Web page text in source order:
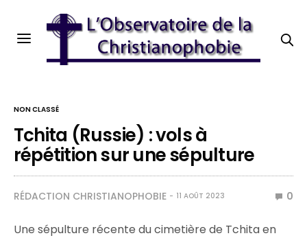
NON CLASSÉ
Tchita (Russie) : vols à
répétition sur une sépulture
RÉDACTION CHRISTIANOPHOBIE 11 AOÛT 2023 0
Une sépulture récente du cimetière de Tchita en